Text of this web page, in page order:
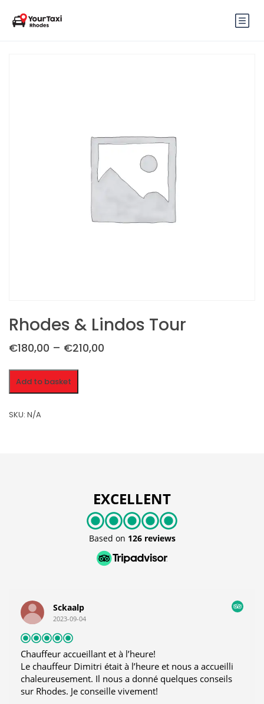
Rhodes & Lindos Tour
€180,00 – €210,00
Rhodes
Lindos
quantity
Add to basket
SKU: N/A
EXCELLENT
Based on 126 reviews
Sckaalp
2023-09-04
Chauffeur accueillant et à l’heure!
Le chauffeur Dimitri était à l’heure et nous a accueilli
chaleureusement. Il nous a donné quelques conseils
sur Rhodes. Je conseille vivement!